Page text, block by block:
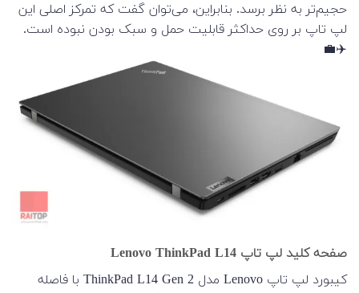
حجیم‌تر به نظر برسد. بنابراین، می‌توان گفت که تمرکز اصلی این
لپ تاپ بر روی حداکثر قابلیت حمل و سبک بودن نبوده است.
✈️💼
صفحه کلید لپ تاپ Lenovo ThinkPad L14
کیبورد لپ تاپ Lenovo مدل ThinkPad L14 Gen 2 با فاصله